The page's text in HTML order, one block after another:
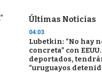
Últimas Noticias
04:03
Lubetkin: "No hay
concreta" con
deportados,
"uruguayos